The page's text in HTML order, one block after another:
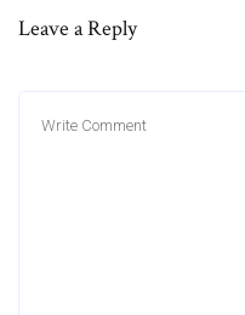
Leave a Reply